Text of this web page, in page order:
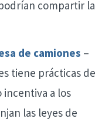
compartir la
de camiones –
tiene prácticas de
a los
las leyes de